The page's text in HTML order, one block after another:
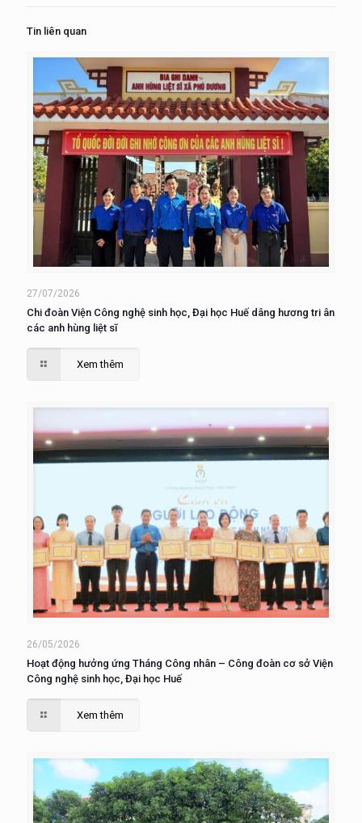
Tin liên quan
27/07/2026
Chi đoàn Viện Công nghệ sinh học, Đại học Huế dâng hương tri ân
các anh hùng liệt sĩ
Xem thêm
26/05/2026
Hoạt động hưởng ứng Tháng Công nhân – Công đoàn cơ sở Viện
Công nghệ sinh học, Đại học Huế
Xem thêm